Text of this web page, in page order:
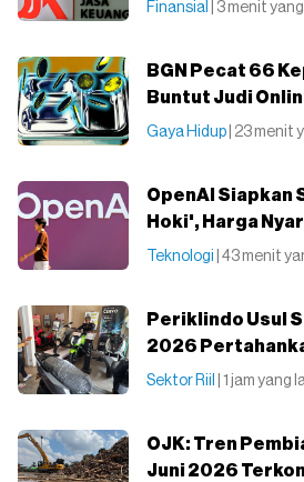
Finansial | 3 menit
BGN Pecat 66
Buntut Judi
Gaya Hidup | 23 menit
OpenAI Siapkan
Hoki', Harga
Teknologi | 43 menit
Periklindo Usul
2026
Sektor Riil | 1 jam yang
OJK: Tren
Juni 2026